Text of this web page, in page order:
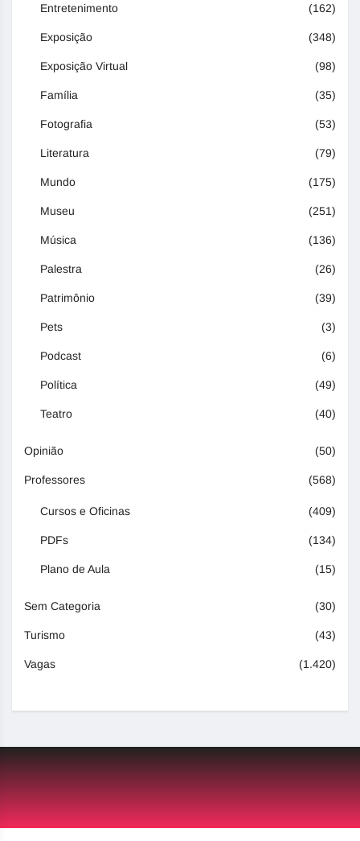
Entretenimento (162)
Exposição (348)
Exposição Virtual (98)
Família (35)
Fotografia (53)
Literatura (79)
Mundo (175)
Museu (251)
Música (136)
Palestra (26)
Patrimônio (39)
Pets (3)
Podcast (6)
Política (49)
Teatro (40)
Opinião (50)
Professores (568)
Cursos e Oficinas (409)
PDFs (134)
Plano de Aula (15)
Sem Categoria (30)
Turismo (43)
Vagas (1.420)